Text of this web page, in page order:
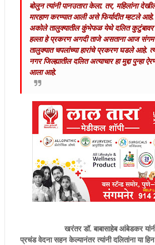
बोलुन त्यांनी पानउतारा केला. तर, महिलांना
मारहाण करण्यात आली असे फिर्यादीत म्हटले
अकोले तालुक्यातील कुंभेफळ येथे दलित कुटुंबावर
हल्ला हे प्रकरण अगदी ताजे असताना आज
तालुक्यात चपलांच्या हारांचे प्रकरण घडले आहे.
नगर जिल्ह्यातील दलित अत्याचार हा मुद्दा पुन्हा
आला आहे.
खरंतर डॉ. बाबासाहेब आंबेडकर यांनी
प्रचंड वेदना सहन केल्यानंतर त्यांनी दलितांना या